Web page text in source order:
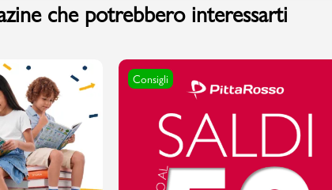
che potrebbero interessarti
Consigli